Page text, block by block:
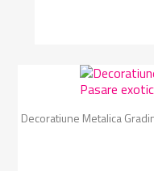
Decoratiune Metalica